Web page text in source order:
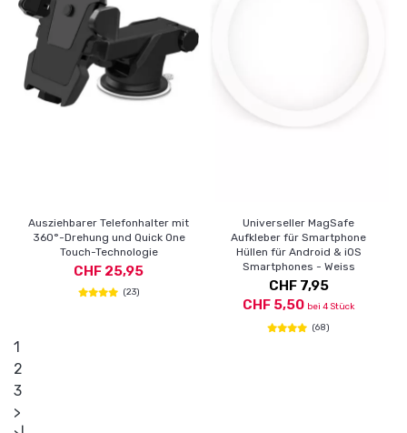
Ausziehbarer Telefonhalter mit
360°-Drehung und Quick One
Touch-Technologie
CHF 25,95
(23)
Universeller MagSafe
Aufkleber für Smartphone
Hüllen für Android & iOS
Smartphones - Weiss
CHF 7,95
CHF 5,50 bei 4 Stück
(68)
1
2
3
>